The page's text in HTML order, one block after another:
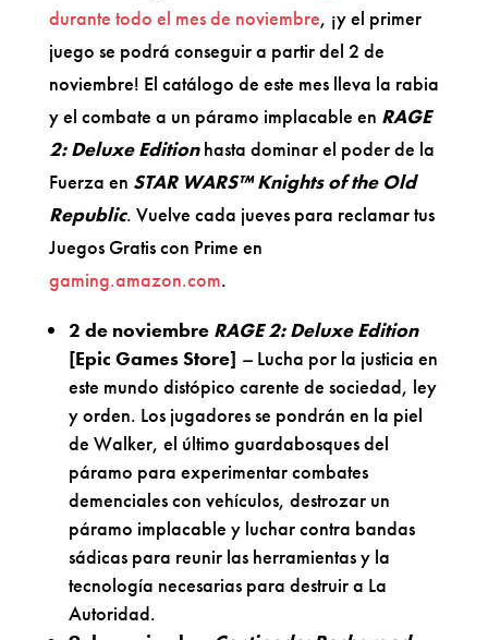
durante todo el mes de noviembre, ¡y el primer
juego se podrá conseguir a partir del 2 de
noviembre! El catálogo de este mes lleva la rabia
y el combate a un páramo implacable en RAGE
2: Deluxe Editionhasta dominar el poder de la
Fuerza en STAR WARS™ Knights of the Old
Republic. Vuelve cada jueves para reclamar tus
Juegos Gratis con Prime en
gaming.amazon.com.
2 de noviembre RAGE 2: Deluxe Edition
[Epic Games Store] – Lucha por la justicia en
este mundo distópico carente de sociedad, ley
y orden. Los jugadores se pondrán en la piel
de Walker, el último guardabosques del
páramo para experimentar combates
demenciales con vehículos, destrozar un
páramo implacable y luchar contra bandas
sádicas para reunir las herramientas y la
tecnología necesarias para destruir a La
Autoridad.